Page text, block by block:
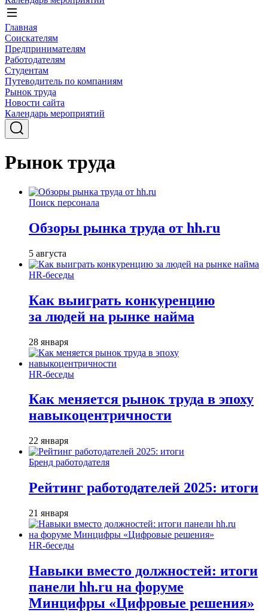
Главная
Соискателям
Предпринимателям
Работодателям
Студентам
Путеводитель по компаниям
Рынок труда
Новости сайта
Календарь мероприятий
Рынок труда
Поиск персонала
Обзоры рынка труда от hh.ru
5 августа
HR-беседы
Как выиграть конкуренцию
за людей на рынке найма
28 января
HR-беседы
Как меняется рынок труда в эпоху
навыкоцентричности
22 января
Бренд работодателя
Рейтинг работодателей 2025: итоги
21 января
HR-беседы
Навыки вместо должностей: итоги
панели hh.ru на форуме
Минцифры «Цифровые решения»